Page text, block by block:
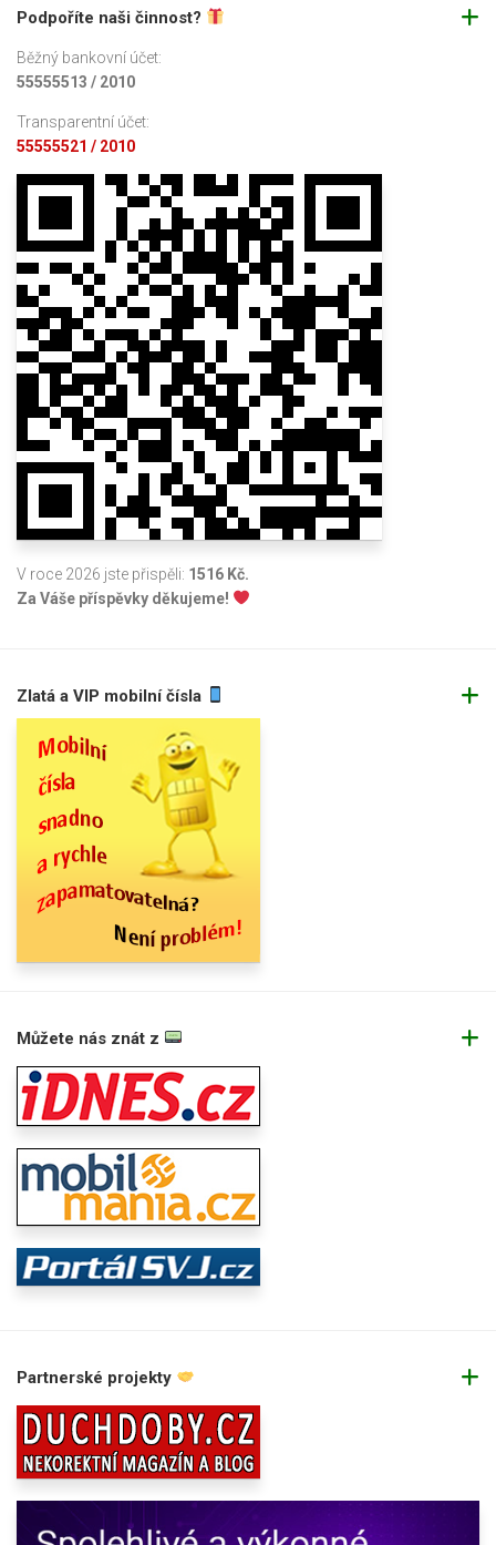
Podpoříte naši činnost?
Běžný bankovní účet:
55555513 / 2010
Transparentní účet:
55555521 / 2010
V roce 2026 jste přispěli: 1516 Kč.
Za Váše příspěvky děkujeme!
Zlatá a VIP mobilní čísla
Můžete nás znát z
Partnerské projekty